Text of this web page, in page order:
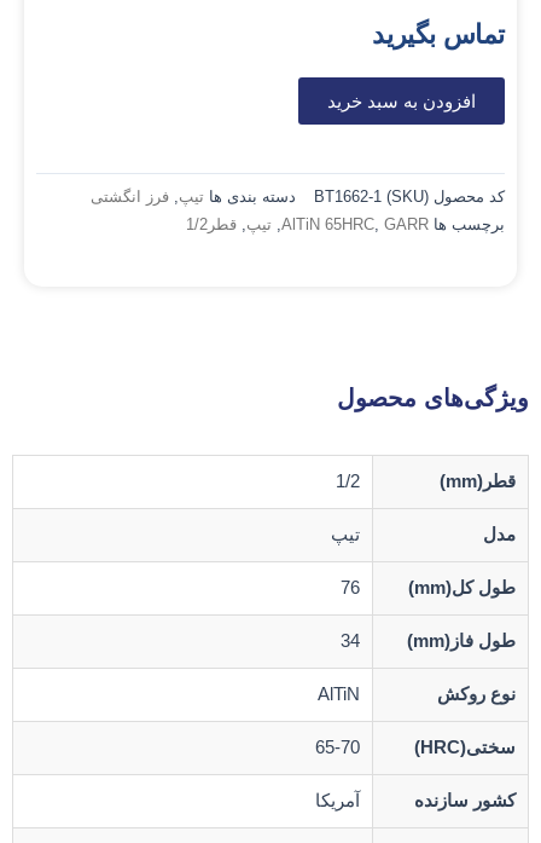
تماس بگیرید
افزودن به سبد خرید
کد محصول (SKU) BT1662-1 دسته بندی ها تیپ فرز انگشتی
برچسب ها
AlTiN 65HRC GARR تیپ قطر1/2
ویژگی‌های محصول
قطر(mm) 1/2
مدل تیپ
طول کل(mm) 76
طول فاز(mm) 34
نوع روکش AlTiN
سختی(HRC) 65-70
کشور سازنده آمریکا